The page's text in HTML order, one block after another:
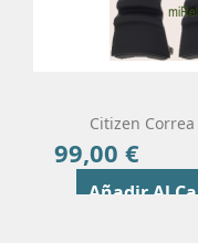
Citizen
99,00 €
Añadir Al